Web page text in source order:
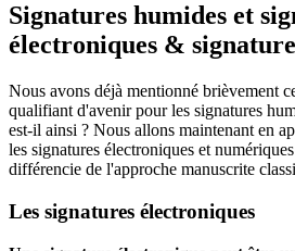
Signatures humides et
électroniques &
Nous avons déjà mentionné brièvement
qualifiant d'avenir pour les signatures
est-il ainsi ? Nous allons maintenant en
les signatures électroniques et
différencie de l'approche manuscrite
Les signatures électroniques